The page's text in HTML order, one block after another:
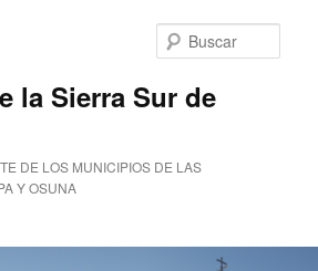
la Sierra Sur de
DE LOS MUNICIPIOS DE LAS
Y OSUNA